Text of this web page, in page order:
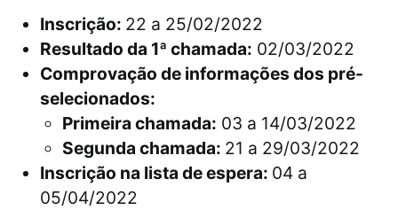
Inscrição: 22 a 25/02/2022
Resultado da 1ª chamada: 02/03/2022
Comprovação de informações dos pré-
selecionados:
Primeira chamada: 03 a 14/03/2022
Segunda chamada: 21 a 29/03/2022
Inscrição na lista de espera: 04 a
05/04/2022